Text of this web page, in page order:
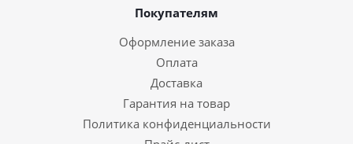
Покупателям
Оформление заказа
Оплата
Доставка
Гарантия на товар
Политика конфиденциальности